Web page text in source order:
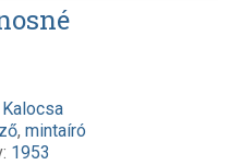
Kalocsa
, mintaíró
1953